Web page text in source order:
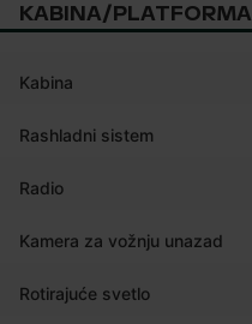
KABINA/PLATFORMA
Kabina
Rashladni sistem
Radio
Kamera za vožnju unazad
Rotirajuće svetlo